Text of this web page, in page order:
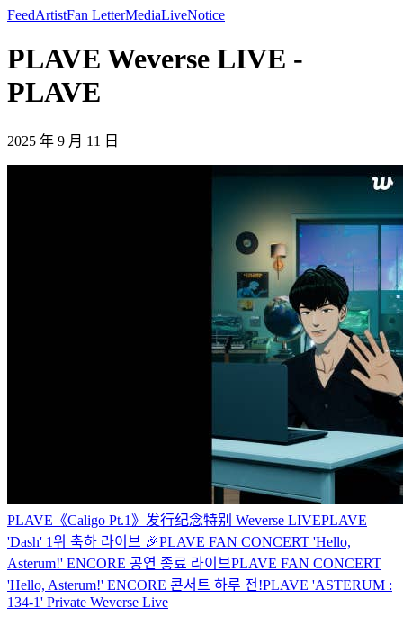
FeedArtistFan LetterMediaLiveNotice
PLAVE Weverse LIVE -
PLAVE
2025 年 9 月 11 日
PLAVE《Caligo Pt.1》发行纪念特别 Weverse LIVEPLAVE
'Dash' 1위 축하 라이브 🎉PLAVE FAN CONCERT 'Hello,
Asterum!' ENCORE 공연 종료 라이브PLAVE FAN CONCERT
'Hello, Asterum!' ENCORE 콘서트 하루 전!PLAVE 'ASTERUM :
134-1' Private Weverse Live